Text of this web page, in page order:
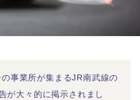
事業所が集まるJR南武線の
が大々的に掲示されまし